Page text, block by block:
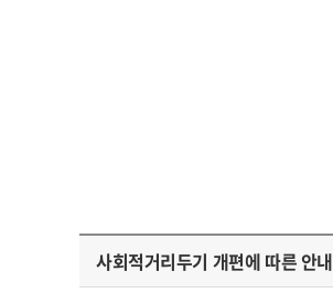
사회적거리두기 개편에 따른 안내